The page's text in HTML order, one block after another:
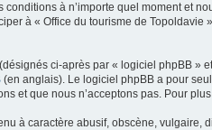
à n’importe quel moment et
à « Office du tourisme de
ci-après par « logiciel phpBB
(en anglais). Le logiciel phpBB a pour
et que nous n’acceptons pas. Pour
à caractère abusif, obscène,